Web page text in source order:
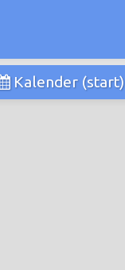
Kalender (start)